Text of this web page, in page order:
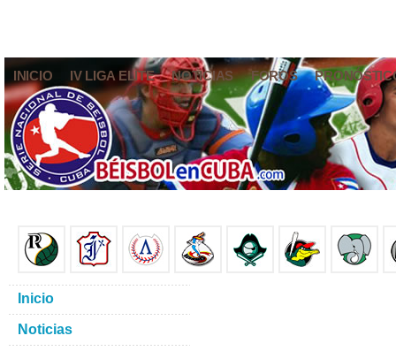
INICIO IV LIGA ELITE NOTICIAS FOROS
Inicio
Noticias